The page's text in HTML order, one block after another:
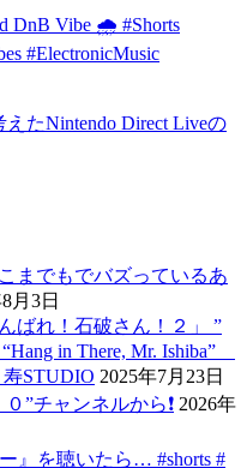
DnB Vibe 🌧️ #Shorts
#ElectronicMusic
えたNintendo Direct Liveの
までもでバズっているあ
月3日
ばれ！石破さん！２」 ”
in There, Mr. Ishiba”
STUDIO 2025年7月23日
”チャンネルから❗️ 2026年
』を聴いたら… #shorts #